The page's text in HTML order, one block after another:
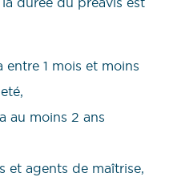
entre 1 mois et moins
au moins 2 ans
agents de maîtrise,